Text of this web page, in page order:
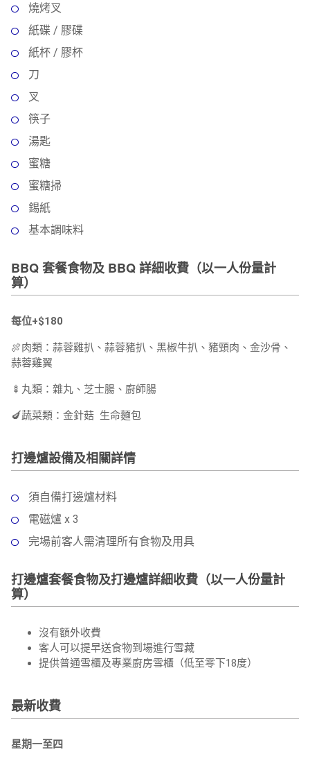
燒烤叉
紙碟 / 膠碟
紙杯 / 膠杯
刀
叉
筷子
湯匙
蜜糖
蜜糖掃
錫紙
基本調味料
BBQ 套餐食物及 BBQ 詳細收費（以一人份量計
算）
每位+$180
🍖肉類：蒜蓉雞扒、蒜蓉豬扒、黑椒牛扒、豬頸肉、金沙骨、
蒜蓉雞翼
🍢丸類：雜丸、芝士腸、廚師腸
🍆蔬菜類：金針菇 生命麵包
打邊爐設備及相關詳情
須自備打邊爐材料
電磁爐 x 3
完場前客人需清理所有食物及用具
打邊爐套餐食物及打邊爐詳細收費（以一人份量計
算）
沒有額外收費
客人可以提早送食物到場進行雪藏
提供普通雪櫃及專業廚房雪櫃（低至零下18度）
最新收費
星期一至四